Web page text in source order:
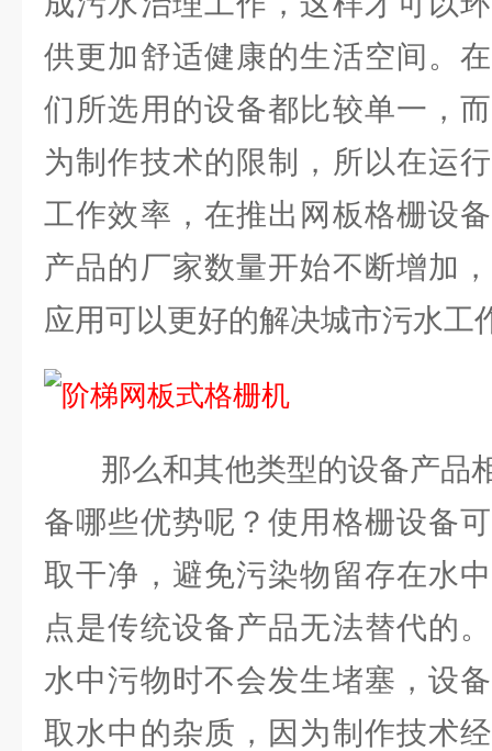
供更加舒适健康的生活空间。
们所选用的设备都比较单一，
为制作技术的限制，所以在运
工作效率，在推出网板格栅设
产品的厂家数量开始不断增加
应用可以更好的解决城市污水工
那么和其他类型的设备产品
备哪些优势呢？使用格栅设备
取干净，避免污染物留存在水
点是传统设备产品无法替代的
水中污物时不会发生堵塞，设
取水中的杂质，因为制作技术